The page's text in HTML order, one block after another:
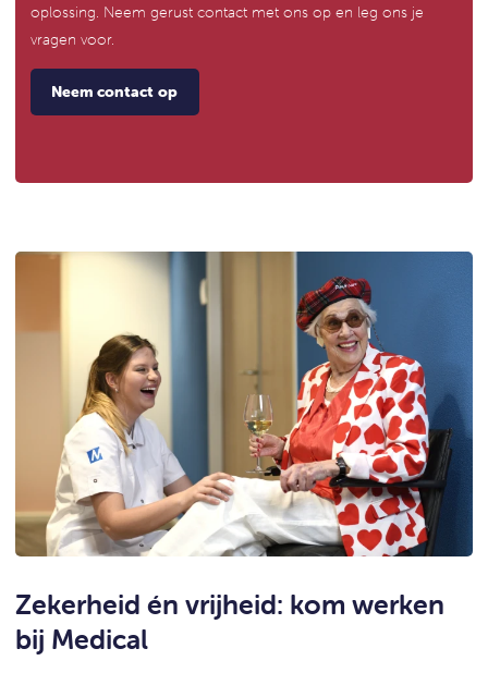
oplossing. Neem gerust contact met ons op en leg ons je
vragen voor.
Neem contact op
Zekerheid én vrijheid: kom werken
bij Medical